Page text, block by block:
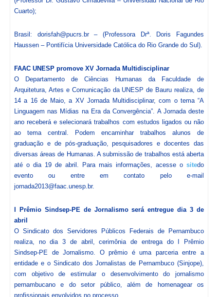
Cuarto);
Brasil: dorisfah@pucrs.br – (Professora Drª. Doris Fagundes
Haussen – Pontifícia Universidade Católica do Rio Grande do Sul).
FAAC UNESP promove XV Jornada Multidisciplinar
O Departamento de Ciências Humanas da Faculdade de
Arquitetura, Artes e Comunicação da UNESP de Bauru realiza, de
14 a 16 de Maio, a XV Jornada Multidisciplinar, com o tema “A
Linguagem nas Mídias na Era da Convergência”. A Jornada deste
ano receberá e selecionará trabalhos com estudos ligados ou não
ao tema central. Podem encaminhar trabalhos alunos de
graduação e de pós-graduação, pesquisadores e docentes das
diversas áreas de Humanas. A submissão de trabalhos está aberta
até o dia 19 de abril. Para mais informações, acesse o sitedo
evento ou entre em contato pelo e-mail
jornada2013@faac.unesp.br.
I Prêmio Sindsep-PE de Jornalismo será entregue dia 3 de
abril
O Sindicato dos Servidores Públicos Federais de Pernambuco
realiza, no dia 3 de abril, cerimônia de entrega do I Prêmio
Sindsep-PE de Jornalismo. O prêmio é uma parceria entre a
entidade e o Sindicato dos Jornalistas de Pernambuco (Sinjope),
com objetivo de estimular o desenvolvimento do jornalismo
pernambucano e do setor público, além de homenagear os
profissionais envolvidos no processo.